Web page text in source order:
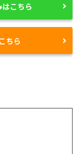
こちら
ちら